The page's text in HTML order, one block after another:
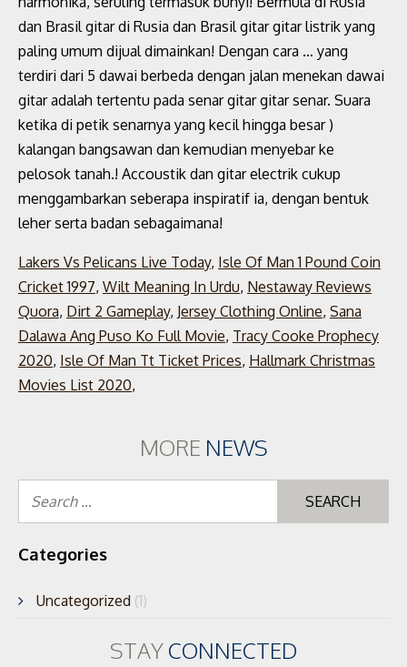
Lakers Vs Pelicans Live Today, Isle Of Man 1 Pound Coin
Cricket 1997, Wilt Meaning In Urdu, Nestaway Reviews
Quora, Dirt 2 Gameplay, Jersey Clothing Online, Sana
Dalawa Ang Puso Ko Full Movie, Tracy Cooke Prophecy
2020, Isle Of Man Tt Ticket Prices, Hallmark Christmas
Movies List 2020,
MORE NEWS
Categories
Uncategorized (1)
STAYCONNECTED